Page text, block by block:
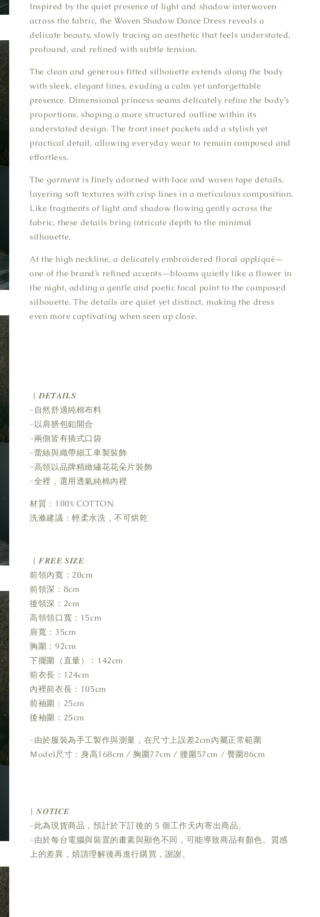
Inspired by the quiet presence of light and shadow interwoven
across the fabric, the Woven Shadow Dance Dress reveals a
delicate beauty, slowly tracing an aesthetic that feels understated,
profound, and refined with subtle tension.
The clean and generous fitted silhouette extends along the body
with sleek, elegant lines, exuding a calm yet unforgettable
presence. Dimensional princess seams delicately refine the body’s
proportions, shaping a more structured outline within its
understated design. The front inset pockets add a stylish yet
practical detail, allowing everyday wear to remain composed and
effortless.
The garment is finely adorned with lace and woven tape details,
layering soft textures with crisp lines in a meticulous composition.
Like fragments of light and shadow flowing gently across the
fabric, these details bring intricate depth to the minimal
silhouette.
At the high neckline, a delicately embroidered floral appliqué—
one of the brand’s refined accents—blooms quietly like a flower in
the night, adding a gentle and poetic focal point to the composed
silhouette. The details are quiet yet distinct, making the dress
even more captivating when seen up close.
| 𝑫𝑬𝑻𝑨𝑰𝑳𝑺
-自然舒適純棉布料
-以肩膀包釦開合
-兩側皆有插式口袋
-蕾絲與織帶細工車製裝飾
-高領以品牌精緻繡花花朵片裝飾
-全裡，選用透氣純棉內裡
材質：100% COTTON
洗滌建議：輕柔水洗，不可烘乾
| 𝑭𝑹𝑬𝑬 𝑺𝑰𝒁𝑬
前領內寬：20cm
前領深：8cm
後領深：2cm
高領領口寬：15cm
肩寬：35cm
胸圍：92cm
下擺圍（直量）：142cm
前衣長：124cm
內裡前衣長：105cm
前袖圍：25cm
後袖圍：25cm
-由於服裝為手工製作與測量，在尺寸上誤差2cm內屬正常範圍
Ｍodel尺寸：身高168cm / 胸圍77cm / 腰圍57cm / 臀圍86cm
| 𝑵𝑶𝑻𝑰𝑪𝑬
-此為現貨商品，預計於下訂後的 5 個工作天內寄出商品。
-由於每台電腦與裝置的畫素與顯色不同，可能導致商品有顏色、質感
上的差異，煩請理解後再進行購買，謝謝。